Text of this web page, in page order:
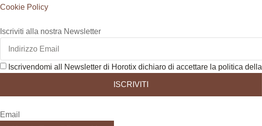
Cookie Policy
Iscriviti alla nostra Newsletter
Iscrivendomi all Newsletter di Horotix dichiaro di accettare la politica della
ISCRIVITI
Email